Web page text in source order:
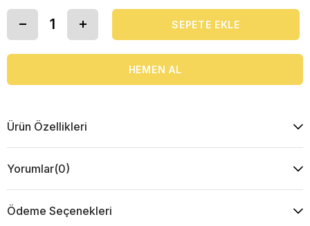
Ürün Özellikleri
Yorumlar(0)
Ödeme Seçenekleri